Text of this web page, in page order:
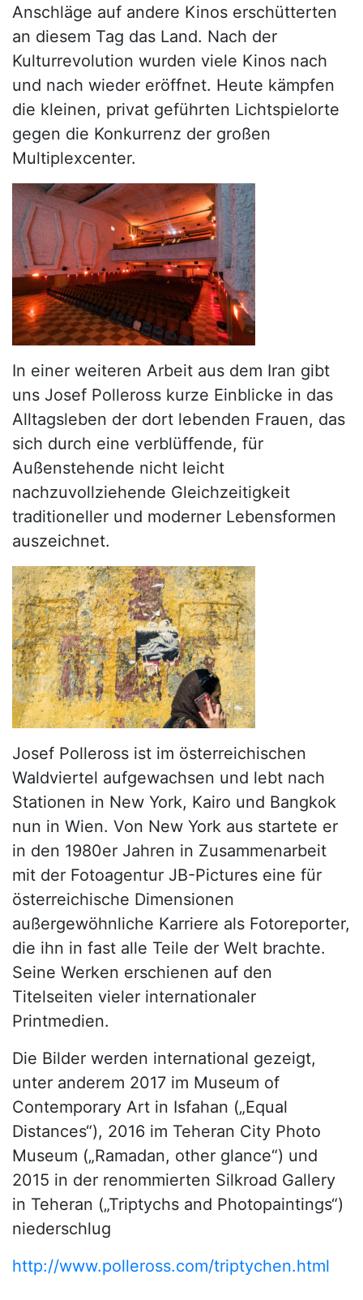
Anschläge auf andere Kinos erschütterten
an diesem Tag das Land. Nach der
Kulturrevolution wurden viele Kinos nach
und nach wieder eröffnet. Heute kämpfen
die kleinen, privat geführten Lichtspielorte
gegen die Konkurrenz der großen
Multiplexcenter.
In einer weiteren Arbeit aus dem Iran gibt
uns Josef Polleross kurze Einblicke in das
Alltagsleben der dort lebenden Frauen, das
sich durch eine verblüffende, für
Außenstehende nicht leicht
nachzuvollziehende Gleichzeitigkeit
traditioneller und moderner Lebensformen
auszeichnet.
Josef Polleross ist im österreichischen
Waldviertel aufgewachsen und lebt nach
Stationen in New York, Kairo und Bangkok
nun in Wien. Von New York aus startete er
in den 1980er Jahren in Zusammenarbeit
mit der Fotoagentur JB-Pictures eine für
österreichische Dimensionen
außergewöhnliche Karriere als Fotoreporter,
die ihn in fast alle Teile der Welt brachte.
Seine Werken erschienen auf den
Titelseiten vieler internationaler
Printmedien.
Die Bilder werden international gezeigt,
unter anderem 2017 im Museum of
Contemporary Art in Isfahan („Equal
Distances“), 2016 im Teheran City Photo
Museum („Ramadan, other glance“) und
2015 in der renommierten Silkroad Gallery
in Teheran („Triptychs and Photopaintings“)
niederschlug
http://www.polleross.com/triptychen.html